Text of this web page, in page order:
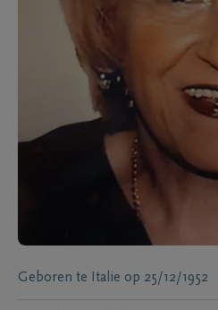
Geboren te Italie op 25/12/1952